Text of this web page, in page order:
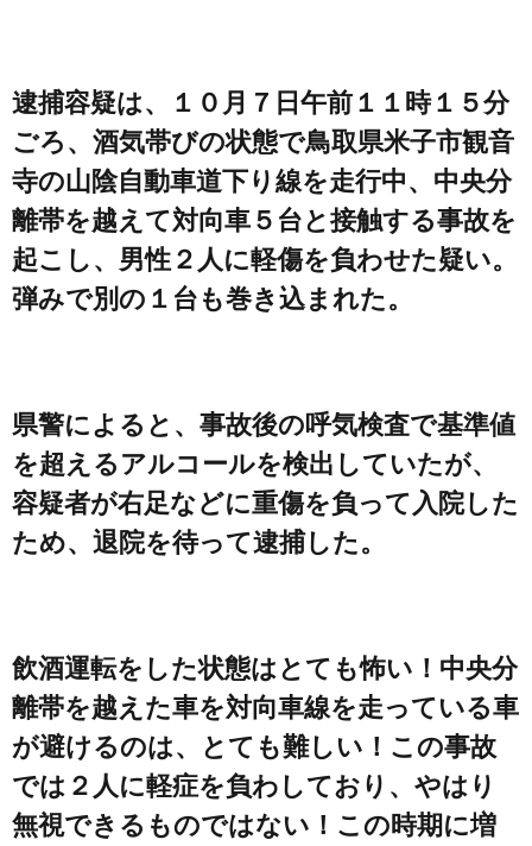
逮捕容疑は、１０月７日午前１１時１５分
ごろ、酒気帯びの状態で鳥取県米子市観音
寺の山陰自動車道下り線を走行中、中央分
離帯を越えて対向車５台と接触する事故を
起こし、男性２人に軽傷を負わせた疑い。
弾みで別の１台も巻き込まれた。
県警によると、事故後の呼気検査で基準値
を超えるアルコールを検出していたが、
容疑者が右足などに重傷を負って入院した
ため、退院を待って逮捕した。
飲酒運転をした状態はとても怖い！中央分
離帯を越えた車を対向車線を走っている車
が避けるのは、とても難しい！この事故
では２人に軽症を負わしており、やはり
無視できるものではない！この時期に増